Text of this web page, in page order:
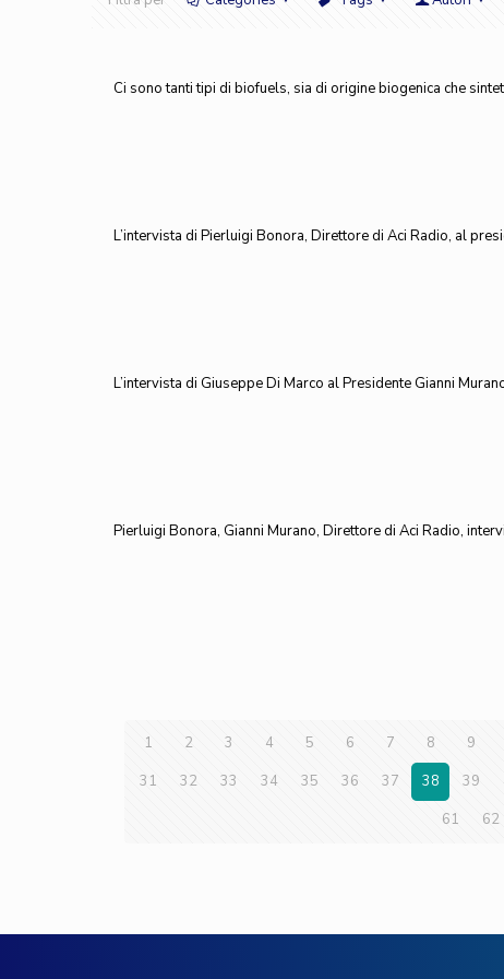
Ci sono tanti tipi di biofuels, sia di origine biogenica che
L’intervista di Pierluigi Bonora, Direttore di Aci Radio, al
L’intervista di Giuseppe Di Marco al Presidente Gianni
Pierluigi Bonora, Gianni Murano, Direttore di Aci Radio,
1 2 3 4 5 6 7 8 9
31
32 33 34 35 36 37 38 39
61
62